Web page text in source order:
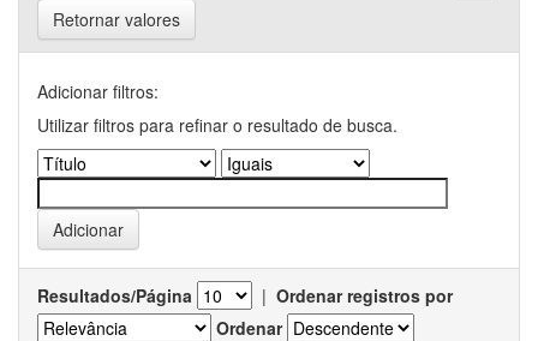
Retornar valores
Adicionar filtros:
Utilizar filtros para refinar o resultado de busca.
Resultados/Página | Ordenar registros por
Ordenar